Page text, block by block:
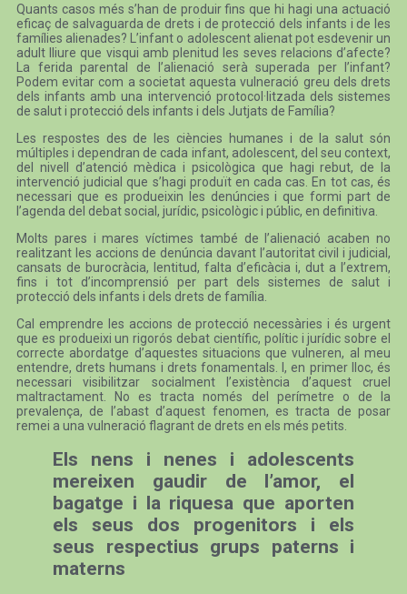
Quants casos més s’han de produir fins que hi hagi una actuació
eficaç de salvaguarda de drets i de protecció dels infants i de les
famílies alienades? L’infant o adolescent alienat pot esdevenir un
adult lliure que visqui amb plenitud les seves relacions d’afecte?
La ferida parental de l’alienació serà superada per l’infant?
Podem evitar com a societat aquesta vulneració greu dels drets
dels infants amb una intervenció protocol·litzada dels sistemes
de salut i protecció dels infants i dels Jutjats de Família?
Les respostes des de les ciències humanes i de la salut són
múltiples i dependran de cada infant, adolescent, del seu context,
del nivell d’atenció mèdica i psicològica que hagi rebut, de la
intervenció judicial que s’hagi produït en cada cas. En tot cas, és
necessari que es produeixin les denúncies i que formi part de
l’agenda del debat social, jurídic, psicològic i públic, en definitiva.
Molts pares i mares víctimes també de l’alienació acaben no
realitzant les accions de denúncia davant l’autoritat civil i judicial,
cansats de burocràcia, lentitud, falta d’eficàcia i, dut a l’extrem,
fins i tot d’incomprensió per part dels sistemes de salut i
protecció dels infants i dels drets de família.
Cal emprendre les accions de protecció necessàries i és urgent
que es produeixi un rigorós debat científic, polític i jurídic sobre el
correcte abordatge d’aquestes situacions que vulneren, al meu
entendre, drets humans i drets fonamentals. I, en primer lloc, és
necessari visibilitzar socialment l’existència d’aquest cruel
maltractament. No es tracta només del perímetre o de la
prevalença, de l’abast d’aquest fenomen, es tracta de posar
remei a una vulneració flagrant de drets en els més petits.
Els nens i nenes i adolescents
mereixen gaudir de l’amor, el
bagatge i la riquesa que aporten
els seus dos progenitors i els
seus respectius grups paterns i
materns